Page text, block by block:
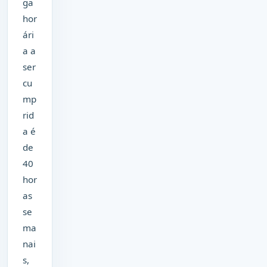
ga
hor
ári
a a
ser
cu
mp
rid
a é
de
40
hor
as
se
ma
nai
s,